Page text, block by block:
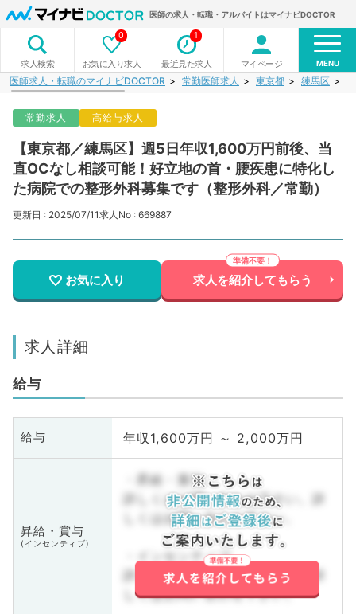
医師の求人・転職・アルバイトはマイナビDOCTOR
求人検索 お気に入り求人
0
最近見た求人
1
マイページ MENU
医師求人・転職のマイナビDOCTOR 常勤医師求人 東京都 練馬区
常勤求人 高給与求人
【東京都／練馬区】週5日年収1,600万円前後、当
直OCなし相談可能！好立地の首・腰疾患に特化し
た病院での整形外科募集です（整形外科／常勤）
更新日 : 2025/07/11求人No : 669887
お気に入り 求人を紹介してもらう
求人詳細
給与
給与 年収1,600万円 ～ 2,000万円
昇給・賞与
(インセンティブ)
・昇給・賞与
詳しくはお問い合わせ下さい。詳
しくはお問い合わせ下さい。
・インセンティブ
詳しくはお問い合わせ下さい。詳
しくはお問い合わせ下さい。